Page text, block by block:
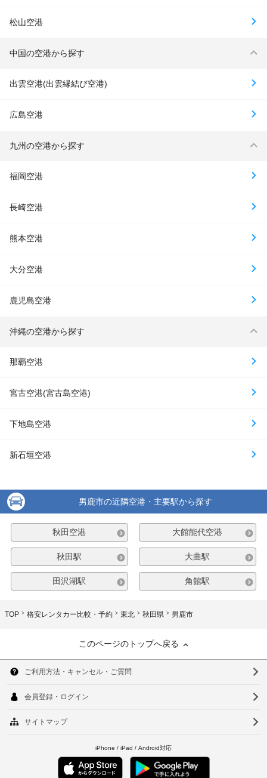
松山空港
中国の空港から探す
出雲空港(出雲縁結び空港)
広島空港
九州の空港から探す
福岡空港
長崎空港
熊本空港
大分空港
鹿児島空港
沖縄の空港から探す
那覇空港
宮古空港(宮古島空港)
下地島空港
新石垣空港
男鹿市の近隣空港・主要駅から探す
秋田空港 大館能代空港
秋田駅 大曲駅
田沢湖駅 角館駅
TOP 格安レンタカー比較・予約 東北 秋田県 男鹿市
このページのトップへ戻る